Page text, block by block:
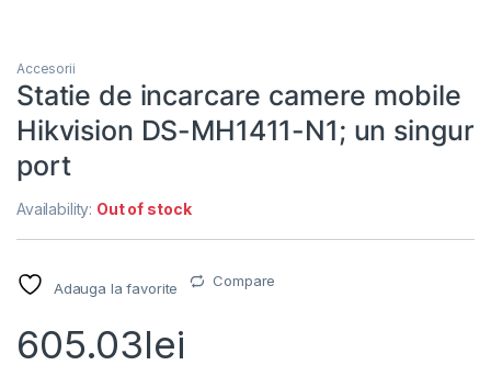
Accesorii
Statie de incarcare camere mobile
Hikvision DS-MH1411-N1; un singur
port
Availability: Out of stock
Adauga la favorite Compare
605.03lei